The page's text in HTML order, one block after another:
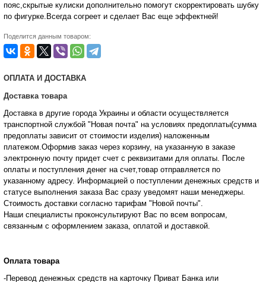
пояс,скрытые кулиски дополнительно помогут скорректировать шубку
по фигурке.Всегда согреет и сделает Вас еще эффектней!
Поделится данным товаром:
ОПЛАТА И ДОСТАВКА
Доставка товара
Доставка в другие города Украины и области осуществляется
транспортной службой "Новая почта" на условиях предоплаты(сумма
предоплаты зависит от стоимости изделия) наложенным
платежом.Оформив заказ через корзину, на указанную в заказе
электронную почту придет счет с реквизитами для оплаты. После
оплаты и поступления денег на счет,товар отправляется по
указанному адресу. Информацией о поступлении денежных средств и
статусе выполнения заказа Вас сразу уведомят наши менеджеры.
Стоимость доставки согласно тарифам "Новой почты".
Наши специалисты проконсультируют Вас по всем вопросам,
связанным с оформлением заказа, оплатой и доставкой.
Оплата товара
-Перевод денежных средств на карточку Приват Банка или